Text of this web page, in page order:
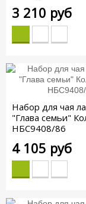
3 210 руб
Набор для чая
"Глава семьи"
НБС9408/86
4 105 руб